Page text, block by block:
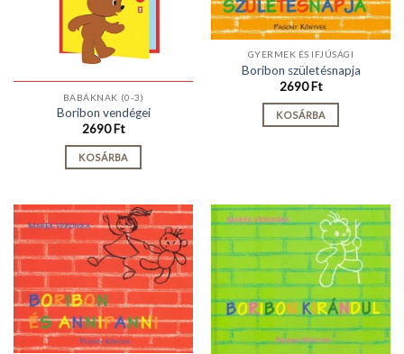
BABÁKNAK (0-3)
Boribon vendégei
2690Ft
KOSÁRBA
GYERMEK ÉS IFJÚSÁGI
Boribon születésnapja
2690Ft
KOSÁRBA